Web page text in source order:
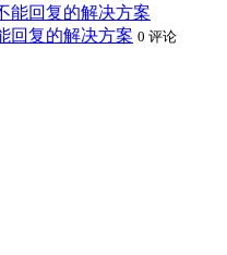
回复的解决方案 0 评论